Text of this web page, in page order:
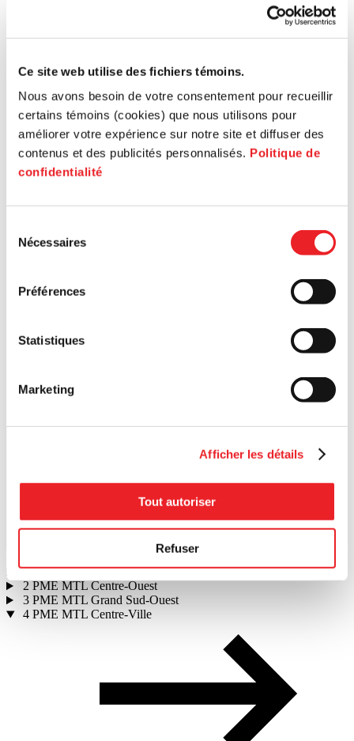
Ce site web utilise des fichiers témoins.
Nous avons besoin de votre consentement pour recueillir
certains témoins (cookies) que nous utilisons pour
améliorer votre expérience sur notre site et diffuser des
contenus et des publicités personnalisés. Politique de
confidentialité
Nécessaires
Préférences
Statistiques
Marketing
Afficher les détails
Tout autoriser
Refuser
Search for a postal code
1 PME MTL Ouest-de-l'Île
2 PME MTL Centre-Ouest
3 PME MTL Grand Sud-Ouest
4 PME MTL Centre-Ville